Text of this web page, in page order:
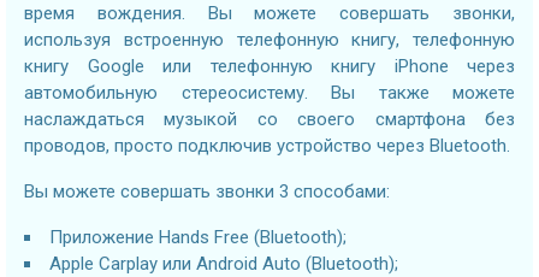
время вождения. Вы можете совершать звонки,
используя встроенную телефонную книгу, телефонную
книгу Google или телефонную книгу iPhone через
автомобильную стереосистему. Вы также можете
наслаждаться музыкой со своего смартфона без
проводов, просто подключив устройство через Bluetooth.
Вы можете совершать звонки 3 способами:
Приложение Hands Free (Bluetooth);
Apple Carplay или Android Auto (Bluetooth);